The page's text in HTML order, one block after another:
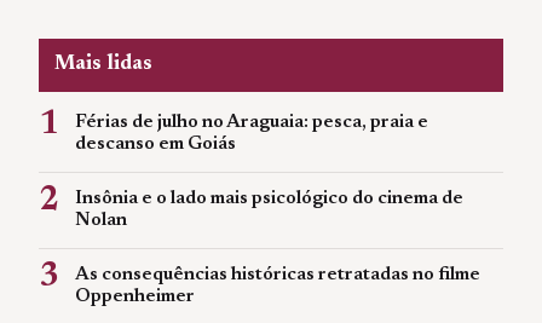
Mais lidas
1
Férias de julho no Araguaia: pesca, praia e
descanso em Goiás
2
Insônia e o lado mais psicológico do cinema de
Nolan
3
As consequências históricas retratadas no filme
Oppenheimer